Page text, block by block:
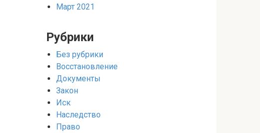
Март 2021
Рубрики
Без рубрики
Восстановление
Документы
Закон
Иск
Наследство
Право